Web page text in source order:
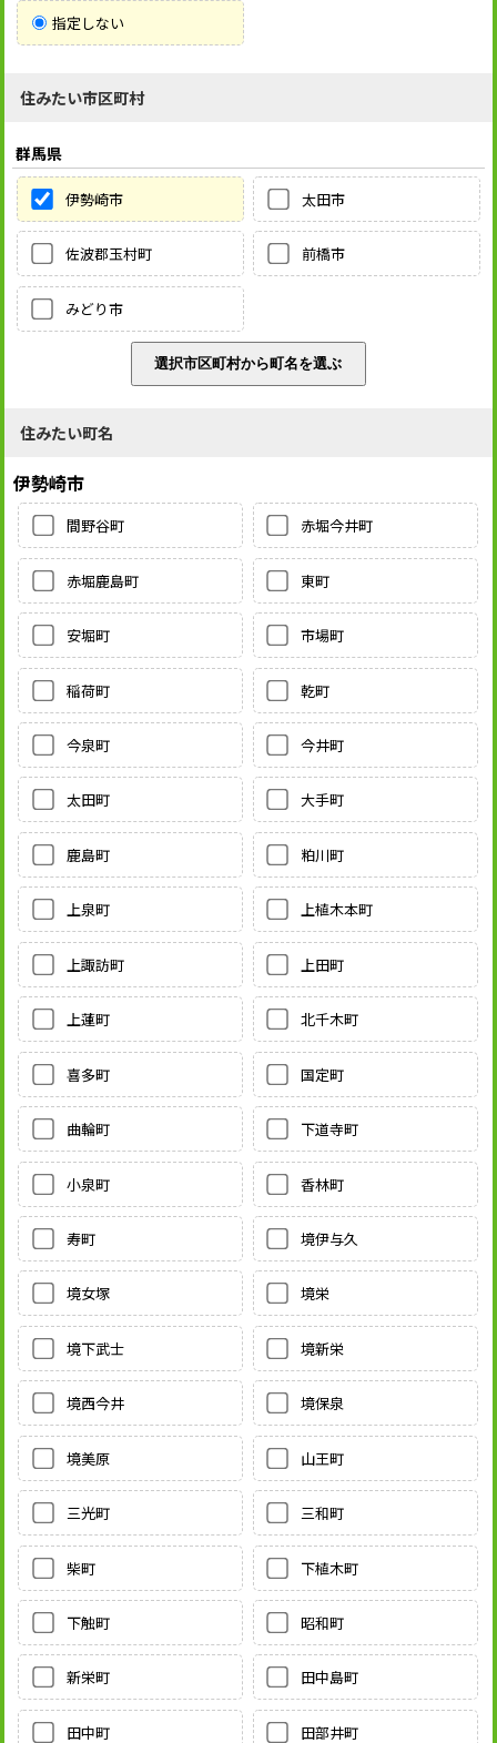
指定しない
住みたい市区町村
群馬県
伊勢崎市 太田市
佐波郡玉村町 前橋市
みどり市
住みたい町名
伊勢崎市
間野谷町 赤堀今井町
赤堀鹿島町 東町
安堀町 市場町
稲荷町 乾町
今泉町 今井町
太田町 大手町
鹿島町 粕川町
上泉町 上植木本町
上諏訪町 上田町
上蓮町 北千木町
喜多町 国定町
曲輪町 下道寺町
小泉町 香林町
寿町 境伊与久
境女塚 境栄
境下武士 境新栄
境西今井 境保泉
境美原 山王町
三光町 三和町
柴町 下植木町
下触町 昭和町
新栄町 田中島町
田中町 田部井町